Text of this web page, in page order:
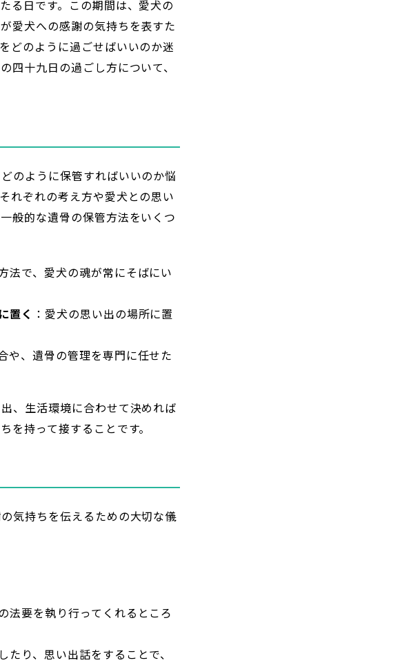
る日です。この期間は、愛犬の
愛犬への感謝の気持ちを表すた
どのように過ごせばいいのか迷
四十九日の過ごし方について、
のように保管すればいいのか悩
れぞれの考え方や愛犬との思い
般的な遺骨の保管方法をいくつ
法で、愛犬の魂が常にそばにい
置く ：愛犬の思い出の場所に置
や、遺骨の管理を専門に任せた
、生活環境に合わせて決めれば
を持って接することです。
気持ちを伝えるための大切な儀
法要を執り行ってくれるところ
り、思い出話をすることで、